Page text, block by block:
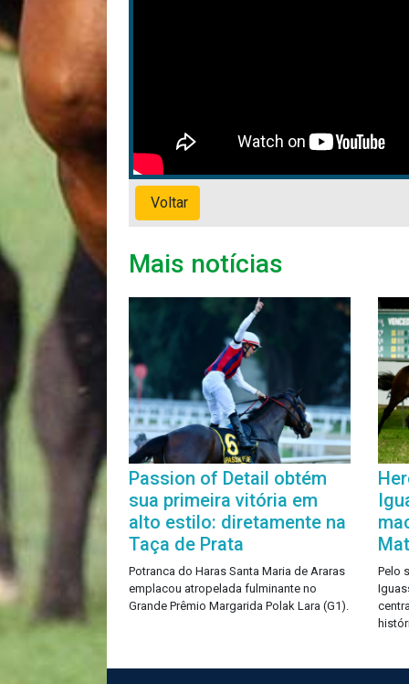
Voltar
Mais notícias
Passion of Detail obtém
sua primeira vitória em
alto estilo: diretamente na
Taça de Prata
Potranca do Haras Santa Maria de Araras
emplacou atropelada fulminante no
Grande Prêmio Margarida Polak Lara (G1).
Pelo